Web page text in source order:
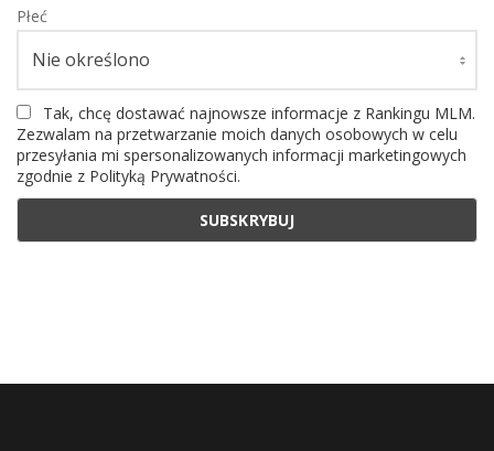
Płeć
Tak, chcę dostawać najnowsze informacje z Rankingu MLM.
Zezwalam na przetwarzanie moich danych osobowych w celu
przesyłania mi spersonalizowanych informacji marketingowych
zgodnie z Polityką Prywatności.